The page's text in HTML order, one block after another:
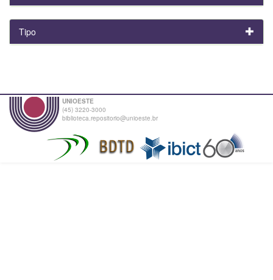
Tipo
UNIOESTE
(45) 3220-3000
biblioteca.repositorio@unioeste.br